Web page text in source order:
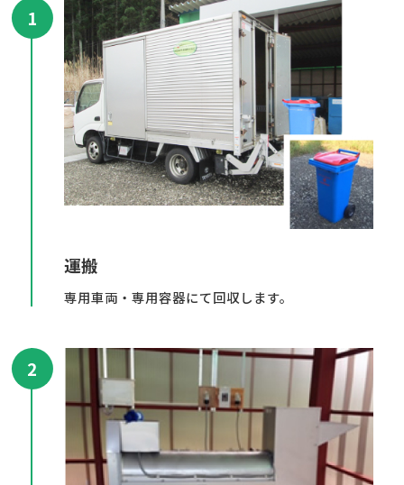
1
運搬
専用車両・専用容器にて回収します。
2